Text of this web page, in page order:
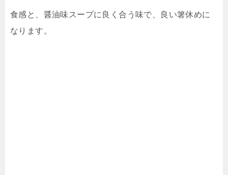
食感と、醤油味スープに良く合う味で、良い箸休めに
なります。